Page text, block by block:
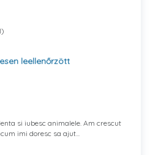
leellenőrzött
si iubesc animalele. Am crescut
imi doresc sa ajut...